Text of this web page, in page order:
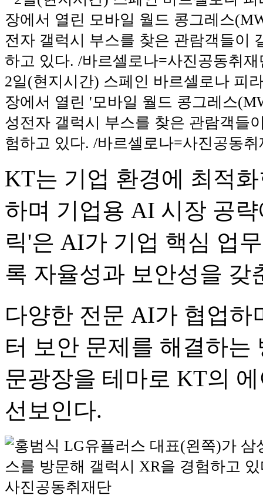
2일(현지시간) 스페인 바르셀로나 피
장에서 열린 '모바일 월드 콩그레스
성전자 갤럭시 부스를 찾은 관람객들
험하고 있다. /바르셀로나=사진공동취
KT는 기업 환경에 최적
하며 기업용 AI 시장 공
릭'은 AI가 기업 핵심 업
록 자율성과 보안성을 갖
다양한 전문 AI가 협업하
터 보안 문제를 해결하는
문광장을 테마로 KT의
선보인다.